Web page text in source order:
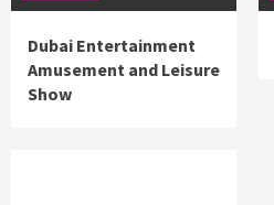
Dubai Entertainment
Amusement and Leisure
Show